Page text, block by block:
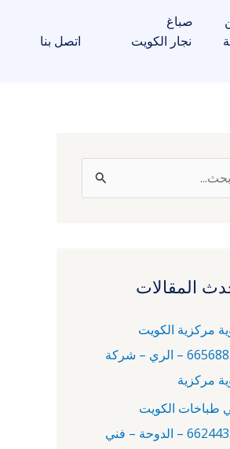
صباغ
نجار الكويت
اتصل بنا
المقالات
مركزية الكويت
66568837 – الري – شركة
مركزية
طباخات الكويت
66244351 – الدوحة – فني